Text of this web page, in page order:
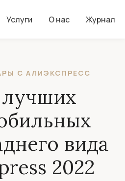
Услуги О нас Журнал
С АЛИЭКСПРЕСС
вида
2022